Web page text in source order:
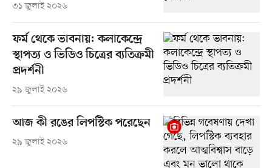
৩১ জুলাই ২০২৬
ফর্ম থেকে ভাবনায়: কলাকেন্দ্রে
স্থাপত্য ও ভিডিও চিত্রের ব্যতিক্রমী
প্রদর্শনী
২৯ জুলাই ২০২৬
আজ কী রঙের লিপস্টিক পরেছেন
২৯ জুলাই ২০২৬